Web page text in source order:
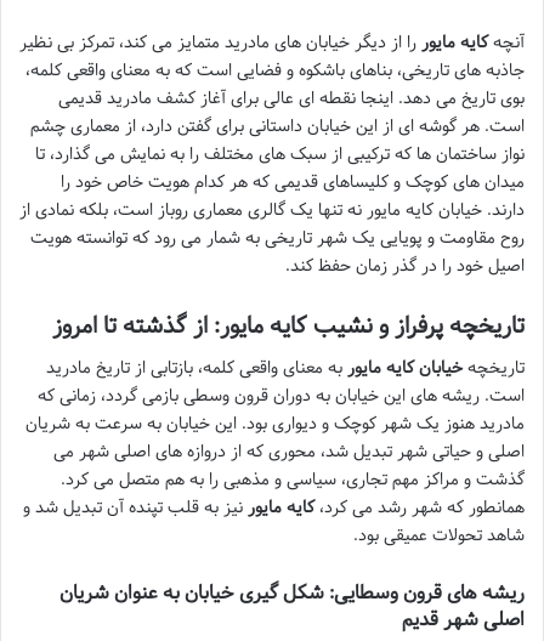
آنچهکایه مایوررا از دیگر خیابان های مادرید متمایز می کند، تمرکز بی نظیر
جاذبه های تاریخی، بناهای باشکوه و فضایی است که به معنای واقعی کلمه،
بوی تاریخ می دهد. اینجا نقطه ای عالی برای آغاز کشف مادرید قدیمی
است. هر گوشه ای از این خیابان داستانی برای گفتن دارد، از معماری چشم
نواز ساختمان ها که ترکیبی از سبک های مختلف را به نمایش می گذارد، تا
میدان های کوچک و کلیساهای قدیمی که هر کدام هویت خاص خود را
دارند. خیابان کایه مایور نه تنها یک گالری معماری روباز است، بلکه نمادی از
روح مقاومت و پویایی یک شهر تاریخی به شمار می رود که توانسته هویت
اصیل خود را در گذر زمان حفظ کند.
تاریخچه پرفراز و نشیب کایه مایور: از گذشته تا امروز
تاریخچهخیابان کایه مایور به معنای واقعی کلمه، بازتابی از تاریخ مادرید
است. ریشه های این خیابان به دوران قرون وسطی بازمی گردد، زمانی که
مادرید هنوز یک شهر کوچک و دیواری بود. این خیابان به سرعت به شریان
اصلی و حیاتی شهر تبدیل شد، محوری که از دروازه های اصلی شهر می
گذشت و مراکز مهم تجاری، سیاسی و مذهبی را به هم متصل می کرد.
همانطور که شهر رشد می کرد،کایه مایور نیز به قلب تپنده آن تبدیل شد و
شاهد تحولات عمیقی بود.
ریشه های قرون وسطایی: شکل گیری خیابان به عنوان شریان
اصلی شهر قدیم